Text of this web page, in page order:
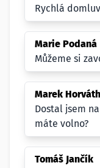
Rychlá
Marie Podaná
Můžeme si
Marek Horváth
Dostal jsem
máte volno?
Tomáš Jančík